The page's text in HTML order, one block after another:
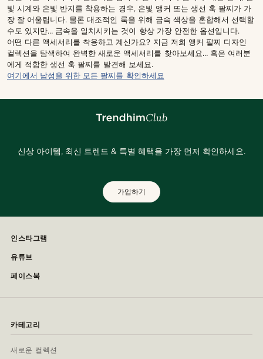
빛 시계와 은빛 반지를 착용하는 경우, 은빛 앵커 또는 생선 훅 팔찌가 가
장 잘 어울립니다. 물론 대조적인 룩을 위해 금속 색상을 혼합해서 선택할
수도 있지만… 금속을 일치시키는 것이 항상 가장 안전한 옵션입니다.
어떤 다른 액세서리를 착용하고 계신가요? 지금 저희 앵커 팔찌 디자인
컬렉션을 탐색하여 완벽한 새로운 액세서리를 찾아보세요… 혹은 여러분
에게 적합한 생선 훅 팔찌를 발견해 보세요.
여기에서 남성을 위한 모든 팔찌를 확인하세요
신상 아이템, 최신 트렌드 & 특별 혜택을 가장 먼저 확인하세요.
가입하기
인스타그램
유튜브
페이스북
카테고리
새로운 컬렉션